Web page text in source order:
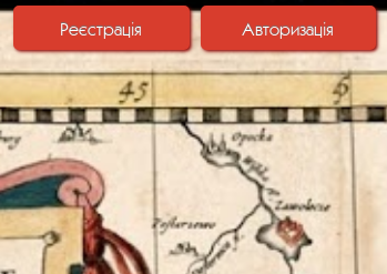
Авторизація
Реєстрація